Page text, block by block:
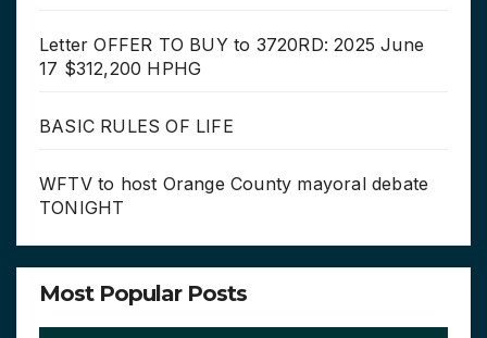
Letter OFFER TO BUY to 3720RD: 2025 June
17 $312,200 HPHG
BASIC RULES OF LIFE
WFTV to host Orange County mayoral debate
TONIGHT
Most Popular Posts